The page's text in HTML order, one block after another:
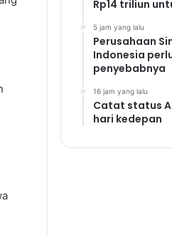
Rp14 triliun
5 jam yang lalu
Perusahaan
Indonesia
penyebabnya
16 jam yang lalu
Catat status
hari kedepan